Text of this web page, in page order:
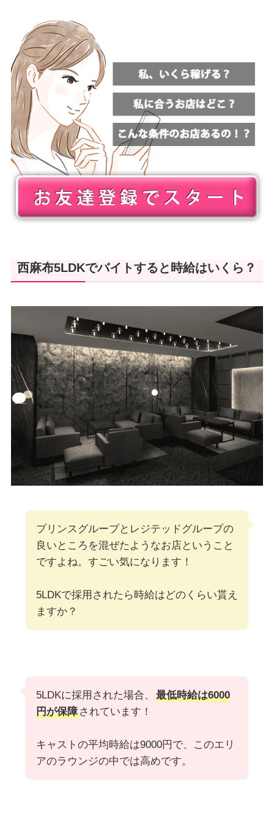
西麻布5LDKでバイトすると時給はいくら？
プリンスグループとレジテッドグループの
良いところを混ぜたようなお店ということ
ですよね。すごい気になります！
5LDKで採用されたら時給はどのくらい貰え
ますか？
5LDKに採用された場合、
最低時給は6000
円が保障されています！
キャストの平均時給は9000円で、このエリ
アのラウンジの中では高めです。